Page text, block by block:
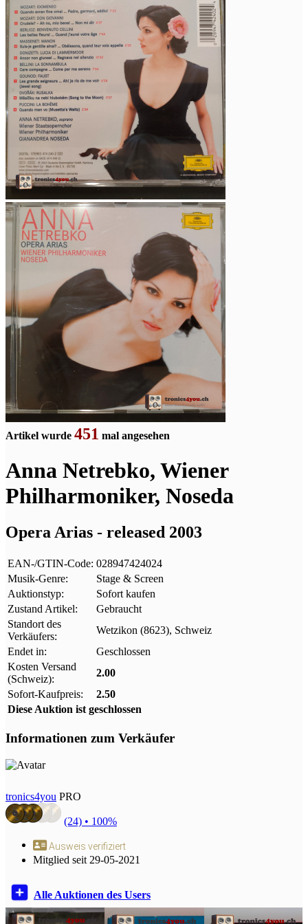
Artikel wurde 451 mal angesehen
Anna Netrebko, Wiener
Philharmoniker, Noseda
Opera Arias - released 2003
EAN-/GTIN-Code: 028947424024
Musik-Genre:
Stage & Screen
Auktionstyp:
Sofort kaufen
Zustand Artikel:
Gebraucht
Standort des
Verkäufers:
Wetzikon (8623), Schweiz
Endet in:
Geschlossen
Kosten Versand
(Schweiz):
2.00
Sofort-Kaufpreis:
2.50
Diese Auktion ist geschlossen
Informationen zum Verkäufer
tronics4you PRO
(24) • 100%
Ausweis verifiziert
Mitglied seit 29-05-2021
Alle Auktionen des Users